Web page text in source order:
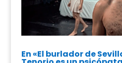
En «El burlador de